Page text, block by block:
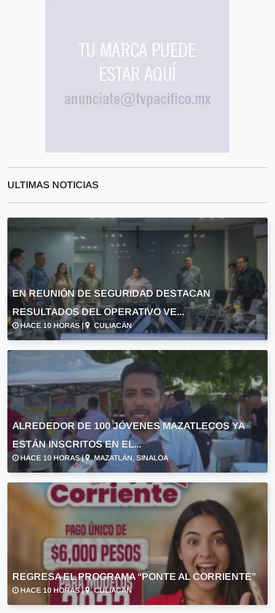
ULTIMAS NOTICIAS
EN REUNIÓN DE SEGURIDAD DESTACAN
RESULTADOS DEL OPERATIVO VE...
HACE 10 HORAS | CULIACÁN
ALREDEDOR DE 100 JÓVENES MAZATLECOS YA
ESTÁN INSCRITOS EN EL...
HACE 10 HORAS | MAZATLÁN, SINALOA
REGRESA EL PROGRAMA “PONTE AL CORRIENTE”
HACE 10 HORAS | CULIACÁN